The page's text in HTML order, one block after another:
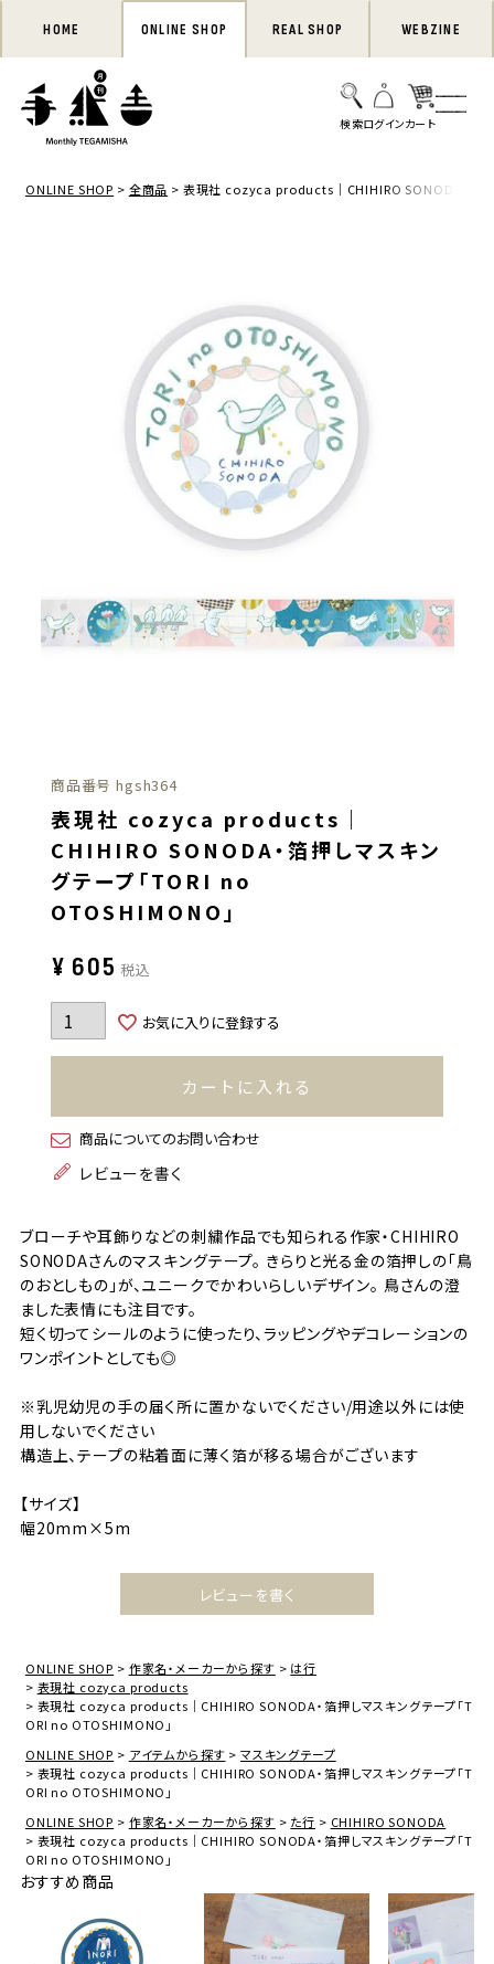
HOME ONLINE SHOP REAL SHOP WEBZINE
ONLINE SHOP 全商品 表現社 cozyca products｜CHIHIRO SONODA・箔押
商品番号 hgsh364
表現社 cozyca products｜
CHIHIRO SONODA・箔押しマスキン
グテープ「TORI no
OTOSHIMONO」
¥ 605 税込
お気に入りに登録する
カートに入れる
商品についてのお問い合わせ
レビューを書く
ブローチや耳飾りなどの刺繍作品でも知られる作家・CHIHIRO
SONODAさんのマスキングテープ。 きらりと光る金の箔押しの「鳥
のおとしもの」が、ユニークでかわいらしいデザイン。 鳥さんの澄
ました表情にも注目です。
短く切ってシールのように使ったり、ラッピングやデコレーションの
ワンポイントとしても◎
※乳児幼児の手の届く所に置かないでください/用途以外には使
用しないでください
構造上、テープの粘着面に薄く箔が移る場合がございます
【サイズ】
幅20mm×5m
レビューを書く
ONLINE SHOP 作家名・メーカーから探す
は行
表現社 cozyca products
表現社 cozyca products｜CHIHIRO SONODA・箔押しマスキングテープ「T
ORI no OTOSHIMONO」
ONLINE SHOP
アイテムから探す
マスキングテープ
表現社 cozyca products｜CHIHIRO SONODA・箔押しマスキングテープ「T
ORI no OTOSHIMONO」
ONLINE SHOP
作家名・メーカーから探す た行
CHIHIRO SONODA
表現社 cozyca products｜CHIHIRO SONODA・箔押しマスキングテープ「T
ORI no OTOSHIMONO」
おすすめ商品